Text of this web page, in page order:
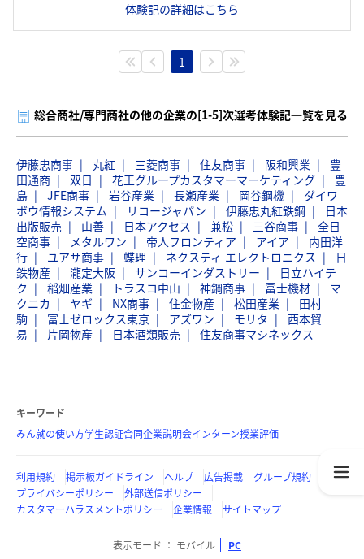
体験記の詳細はこちら
1
総合商社/専門商社の他の企業の[1-5]次選考体験記一覧を見る
伊藤忠商事 丸紅 三菱商事 住友商事 阪和興業
豊
田通商
双日 花王グループカスタマーマーケティング
豊
島
JFE商事 岩谷産業 長瀬産業 岡谷鋼機
ダイワ
ボウ情報システム
リコージャパン 伊藤忠丸紅鉄鋼
日本
出版販売
山善 日本アクセス 兼松 三谷商事
全日
空商事
メタルワン 帝人フロンティア アイア
内田洋
行
ユアサ商事 蝶理 ネクスティ エレクトロニクス
日
鉄物産
瀧定大阪 サンコーインダストリー
日立ハイテ
ク
稲畑産業 トラスコ中山 神鋼商事 冨士機材
マ
クニカ
ヤギ NX商事 住金物産 松田産業
田村
駒
富士ゼロックス東京 アズワン モリタ
西本貿
易
片岡物産 日本酒類販売 住友商事マシネックス
キーワード
みん就の使い方学生認証合同企業説明会インターン授業評価
利用規約 掲示板ガイドライン ヘルプ 広告掲載
グループ規約
プライバシーポリシー
外部送信ポリシー
カスタマーハラスメントポリシー
企業情報 サイトマップ
表示モード モバイル PC